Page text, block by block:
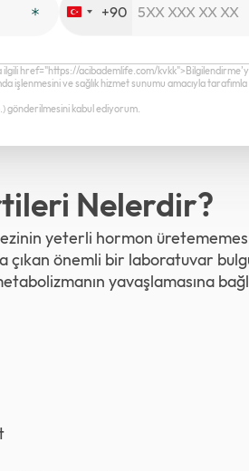
Turkey
+90
ilgili href="https://acibademlife.com/
işlenmesini ve sağlık hizmet sunumu amacıyla tarafımla
gönderilmesini kabul ediyorum.
Nelerdir?
yeterli hormon
önemli bir laboratuvar
yavaşlamasına